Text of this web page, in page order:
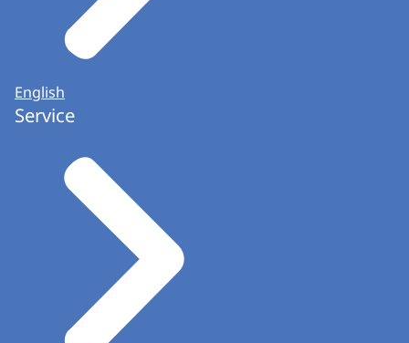
English
Service